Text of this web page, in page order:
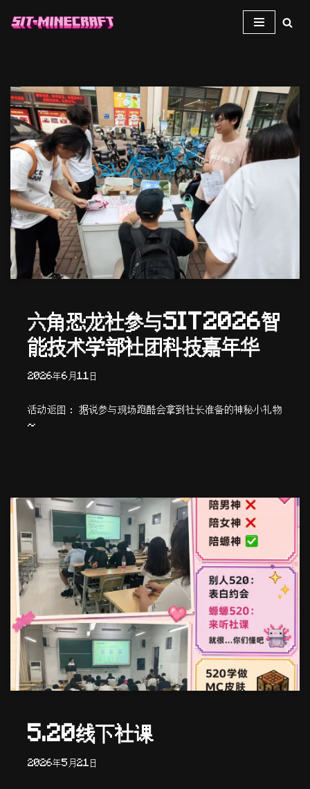
文
六角恐龙社参与SIT2026智
能技术学部社团科技嘉年华
2026年6月11日
活动返图： 据说参与现场跑酷会拿到社长准备的神秘小礼物
~
5.20线下社课
2026年5月21日